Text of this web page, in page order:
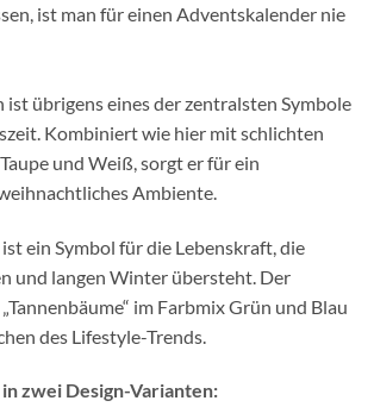
ist man für einen Adventskalender nie
übrigens eines der zentralsten Symbole
Kombiniert wie hier mit schlichten
und Weiß, sorgt er für ein
Ambiente.
ein Symbol für die Lebenskraft, die
und langen Winter übersteht. Der
im Farbmix Grün und Blau
des Lifestyle-Trends.
zwei Design-Varianten: